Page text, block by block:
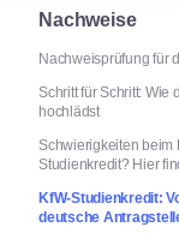
Nachweise
Nachweisprüfung für
Schritt für Schritt: Wie
hochlädst
Schwierigkeiten beim
Studienkredit? Hier
KfW-Studienkredit:
deutsche